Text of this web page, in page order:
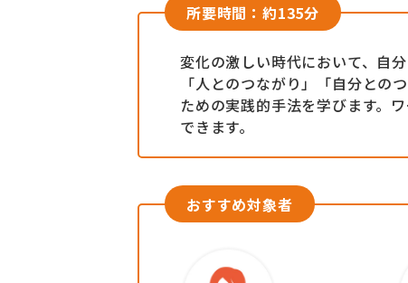
所要時間：約135分
変化の激しい時代において、自
「人とのつながり」「自分との
ための実践的手法を学びます。
できます。
おすすめ対象者